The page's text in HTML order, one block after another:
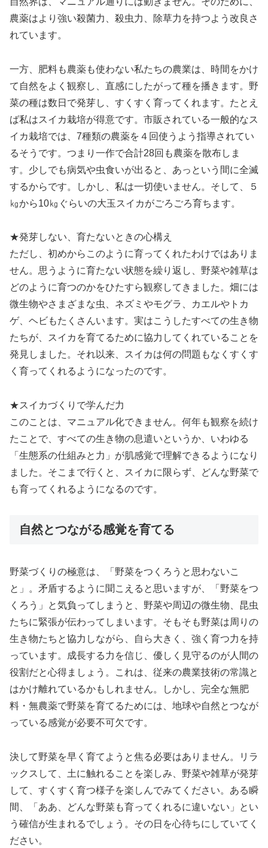
農薬はより強い殺菌力、殺虫力、除草力を持つよう改良さ
れています。
一方、肥料も農薬も使わない私たちの農業は、時間をかけ
て自然をよく観察し、直感にしたがって種を播きます。野
菜の種は数日で発芽し、すくすく育ってくれます。たとえ
ば私はスイカ栽培が得意です。市販されている一般的なス
イカ栽培では、7種類の農薬を４回使うよう指導されてい
るそうです。つまり一作で合計28回も農薬を散布しま
す。少しでも病気や虫食いが出ると、あっという間に全滅
するからです。しかし、私は一切使いません。そして、５
㎏から10㎏ぐらいの大玉スイカがごろごろ育ちます。
★発芽しない、育たないときの心構え
ただし、初めからこのように育ってくれたわけではありま
せん。思うように育たない状態を繰り返し、野菜や雑草は
どのように育つのかをひたすら観察してきました。畑には
微生物やさまざまな虫、ネズミやモグラ、カエルやトカ
ゲ、ヘビもたくさんいます。実はこうしたすべての生き物
たちが、スイカを育てるために協力してくれていることを
発見しました。それ以来、スイカは何の問題もなくすくす
く育ってくれるようになったのです。
★スイカづくりで学んだ力
このことは、マニュアル化できません。何年も観察を続け
たことで、すべての生き物の息遣いというか、いわゆる
「生態系の仕組みと力」が肌感覚で理解できるようになり
ました。そこまで行くと、スイカに限らず、どんな野菜で
も育ってくれるようになるのです。
自然とつながる感覚を育てる
野菜づくりの極意は、「野菜をつくろうと思わないこ
と」。矛盾するように聞こえると思いますが、「野菜をつ
くろう」と気負ってしまうと、野菜や周辺の微生物、昆虫
たちに緊張が伝わってしまいます。そもそも野菜は周りの
生き物たちと協力しながら、自ら大きく、強く育つ力を持
っています。成長する力を信じ、優しく見守るのが人間の
役割だと心得ましょう。これは、従来の農業技術の常識と
はかけ離れているかもしれません。しかし、完全な無肥
料・無農薬で野菜を育てるためには、地球や自然とつなが
っている感覚が必要不可欠です。
決して野菜を早く育てようと焦る必要はありません。リラ
ックスして、土に触れることを楽しみ、野菜や雑草が発芽
して、すくすく育つ様子を楽しんでみてください。ある瞬
間、「ああ、どんな野菜も育ってくれるに違いない」とい
う確信が生まれるでしょう。その日を心待ちにしていてく
ださい。